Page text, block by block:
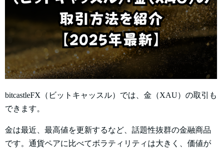
bitcastleFX（ビットキャッスル）では、金（XAU）の取引も
できます。
金は最近、最高値を更新するなど、話題性抜群の金融商品
です。通貨ペアに比べてボラティリティは大きく、価値が